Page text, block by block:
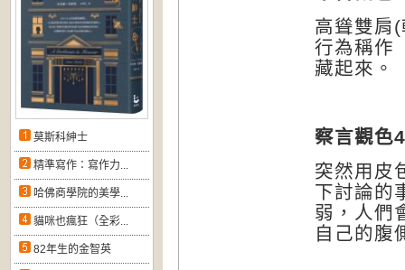
莫斯科紳士
精準寫作：寫作力...
哈佛商學院的美學...
貓咪也瘋狂（全彩...
82年生的金智英
高聳雙肩(
行為稱作
藏起來。
察言觀色4
突然用皮
下討論的
弱，人們
自己的腹